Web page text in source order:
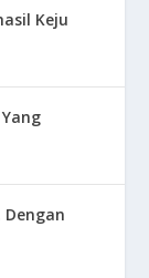
Keju
Dengan